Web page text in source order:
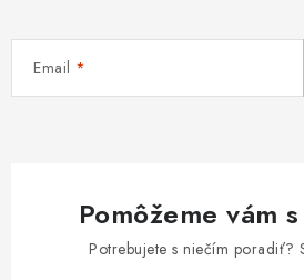
Email
Pomôžeme vám
Potrebujete s niečím poradiť?